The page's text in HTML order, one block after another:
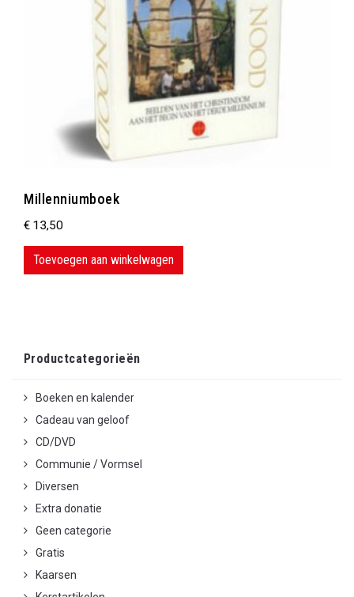
Millenniumboek
€ 13,50
Toevoegen aan winkelwagen
Productcategorieën
Boeken en kalender
Cadeau van geloof
CD/DVD
Communie / Vormsel
Diversen
Extra donatie
Geen categorie
Gratis
Kaarsen